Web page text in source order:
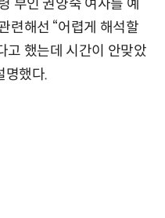
부인 권양숙 여사를 예
련해선 “어렵게 해석할
고 했는데 시간이 안맞았
명했다.